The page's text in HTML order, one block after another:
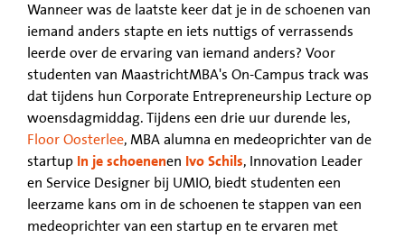
Wanneer was de laatste keer dat je in de schoenen van
iemand anders stapte en iets nuttigs of verrassends
leerde over de ervaring van iemand anders? Voor
studenten van MaastrichtMBA's On-Campus track was
dat tijdens hun Corporate Entrepreneurship Lecture op
woensdagmiddag. Tijdens een drie uur durende les,
Floor Oosterlee, MBA alumna en medeoprichter van de
startup In je schoenenen Ivo Schils, Innovation Leader
en Service Designer bij UMIO, biedt studenten een
leerzame kans om in de schoenen te stappen van een
medeoprichter van een startup en te ervaren met